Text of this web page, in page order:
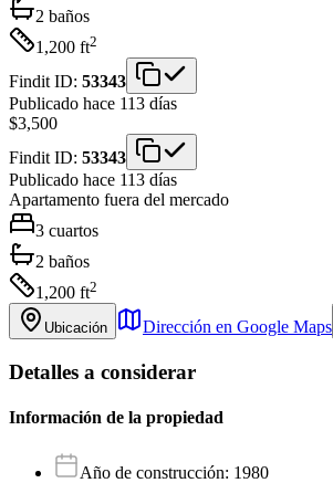
2 baños
1,200 ft2
Findit ID: 53343
Publicado hace 113 días
$3,500
Findit ID: 53343
Publicado hace 113 días
Apartamento fuera del mercado
3 cuartos
2 baños
1,200 ft2
Ubicación Dirección en Google Maps
Detalles a considerar
Información de la propiedad
Año de construcción: 1980